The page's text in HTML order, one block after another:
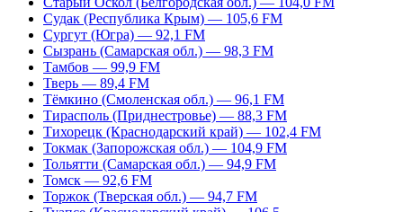
Судак (Республика Крым) — 105,6 FM
Сургут (Югра) — 92,1 FM
Сызрань (Самарская обл.) — 98,3 FM
Тамбов — 99,9 FM
Тверь — 89,4 FM
Тёмкино (Смоленская обл.) — 96,1 FM
Тирасполь (Приднестровье) — 88,3 FM
Тихорецк (Краснодарский край) — 102,4 FM
Токмак (Запорожская обл.) — 104,9 FM
Тольятти (Самарская обл.) — 94,9 FM
Томск — 92,6 FM
Торжок (Тверская обл.) — 94,7 FM